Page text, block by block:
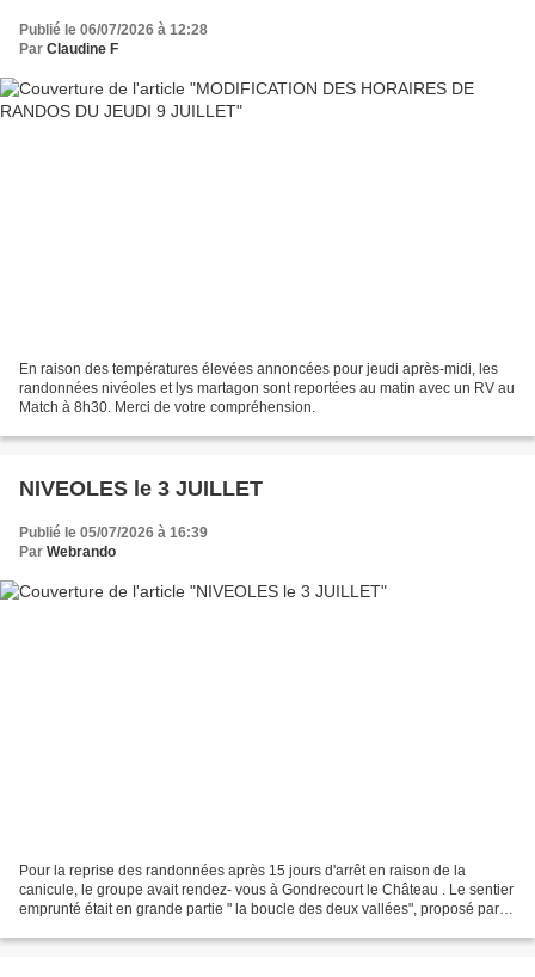
Publié le 06/07/2026 à 12:28
Par Claudine F
En raison des températures élevées annoncées pour jeudi après-midi, les
randonnées nivéoles et lys martagon sont reportées au matin avec un RV au
Match à 8h30. Merci de votre compréhension.
NIVEOLES le 3 JUILLET
Publié le 05/07/2026 à 16:39
Par Webrando
Pour la reprise des randonnées après 15 jours d'arrêt en raison de la
canicule, le groupe avait rendez- vous à Gondrecourt le Château . Le sentier
emprunté était en grande partie " la boucle des deux vallées", proposé par la